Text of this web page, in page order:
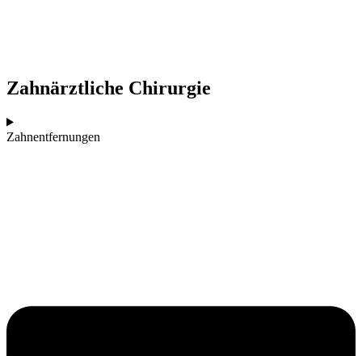
Zahnärztliche Chirurgie
Zahnentfernungen